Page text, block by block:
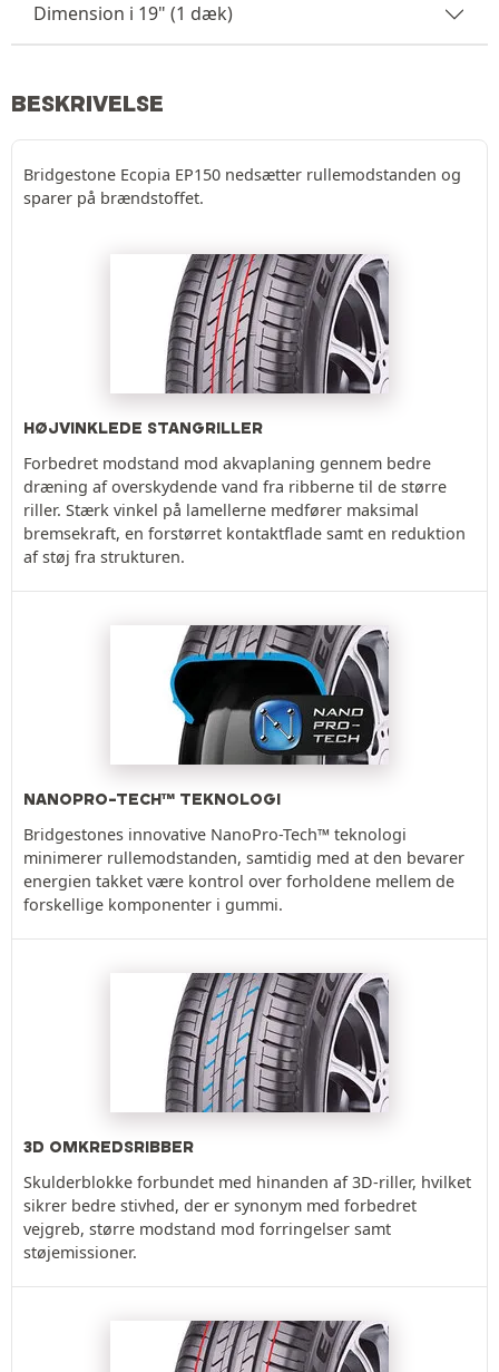
Dimension i 19" (1 dæk)
BESKRIVELSE
Bridgestone Ecopia EP150 nedsætter rullemodstanden og
sparer på brændstoffet.
HØJVINKLEDE STANGRILLER
Forbedret modstand mod akvaplaning gennem bedre
dræning af overskydende vand fra ribberne til de større
riller. Stærk vinkel på lamellerne medfører maksimal
bremsekraft, en forstørret kontaktflade samt en reduktion
af støj fra strukturen.
NANOPRO-TECH™ TEKNOLOGI
Bridgestones innovative NanoPro-Tech™ teknologi
minimerer rullemodstanden, samtidig med at den bevarer
energien takket være kontrol over forholdene mellem de
forskellige komponenter i gummi.
3D OMKREDSRIBBER
Skulderblokke forbundet med hinanden af 3D-riller, hvilket
sikrer bedre stivhed, der er synonym med forbedret
vejgreb, større modstand mod forringelser samt
støjemissioner.